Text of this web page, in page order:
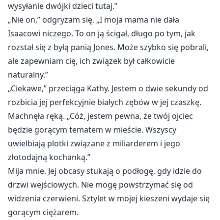
wysyłanie dwójki dzieci tutaj.”
„Nie on,” odgryzam się. „I moja mama nie dała
Isaacowi niczego. To on ją ścigał, długo po tym, jak
rozstał się z byłą panią Jones. Może szybko się pobrali,
ale zapewniam cię, ich związek był całkowicie
naturalny.”
„Ciekawe,” przeciąga Kathy. Jestem o dwie sekundy od
rozbicia jej perfekcyjnie białych zębów w jej czaszkę.
Machnęła ręką. „Cóż, jestem pewna, że twój ojciec
będzie gorącym tematem w mieście. Wszyscy
uwielbiają plotki związane z miliarderem i jego
złotodajną kochanką.”
Mija mnie. Jej obcasy stukają o podłogę, gdy idzie do
drzwi wejściowych. Nie mogę powstrzymać się od
widzenia czerwieni. Sztylet w mojej kieszeni wydaje się
gorącym ciężarem.